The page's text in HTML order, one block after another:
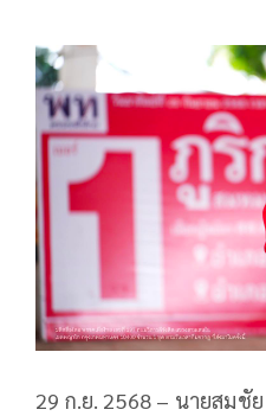
29 ก.ย. 2568 – นายสมชั